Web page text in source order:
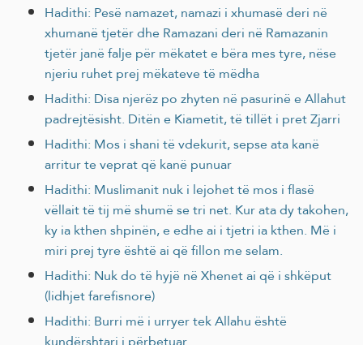
Hadithi: Pesë namazet, namazi i xhumasë deri në
xhumanë tjetër dhe Ramazani deri në Ramazanin
tjetër janë falje për mëkatet e bëra mes tyre, nëse
njeriu ruhet prej mëkateve të mëdha
Hadithi: Disa njerëz po zhyten në pasurinë e Allahut
padrejtësisht. Ditën e Kiametit, të tillët i pret Zjarri
Hadithi: Mos i shani të vdekurit, sepse ata kanë
arritur te veprat që kanë punuar
Hadithi: Muslimanit nuk i lejohet të mos i flasë
vëllait të tij më shumë se tri net. Kur ata dy takohen,
ky ia kthen shpinën, e edhe ai i tjetri ia kthen. Më i
miri prej tyre është ai që fillon me selam.
Hadithi: Nuk do të hyjë në Xhenet ai që i shkëput
(lidhjet farefisnore)
Hadithi: Burri më i urryer tek Allahu është